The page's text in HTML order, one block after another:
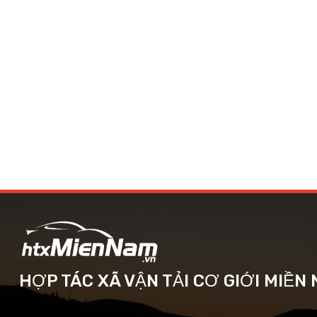
HỢP TÁC XÃ VẬN TẢI CƠ GIỚI MIỀN